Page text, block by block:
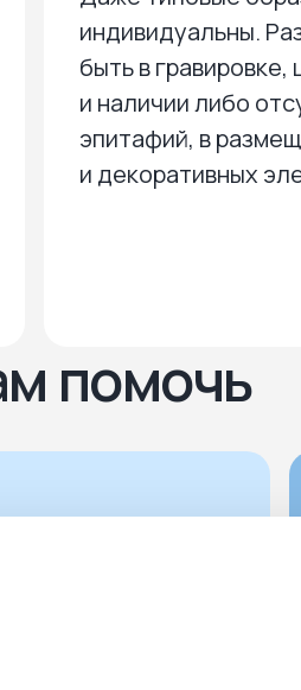
индивидуальны.
быть в
и наличии либо
эпитафий, в
и декоративных
помочь